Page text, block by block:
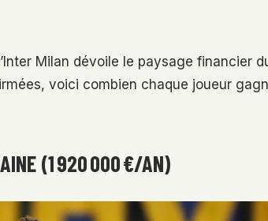
Milan dévoile le paysage financier
voici combien chaque joueur
(1 920 000 €/AN)